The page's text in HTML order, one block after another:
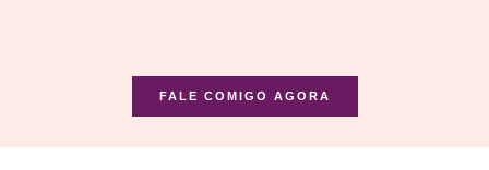
FALE COMIGO AGORA